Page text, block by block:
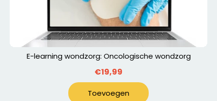
E-learning wondzorg: Oncologische wondzorg
€19,99
Toevoegen